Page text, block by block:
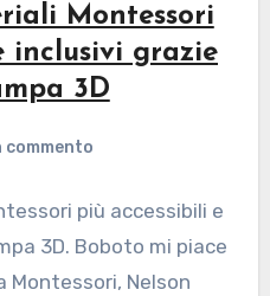
Montessori
inclusivi grazie
3D
commento
più accessibili e
3D. Boboto mi piace
Montessori, Nelson